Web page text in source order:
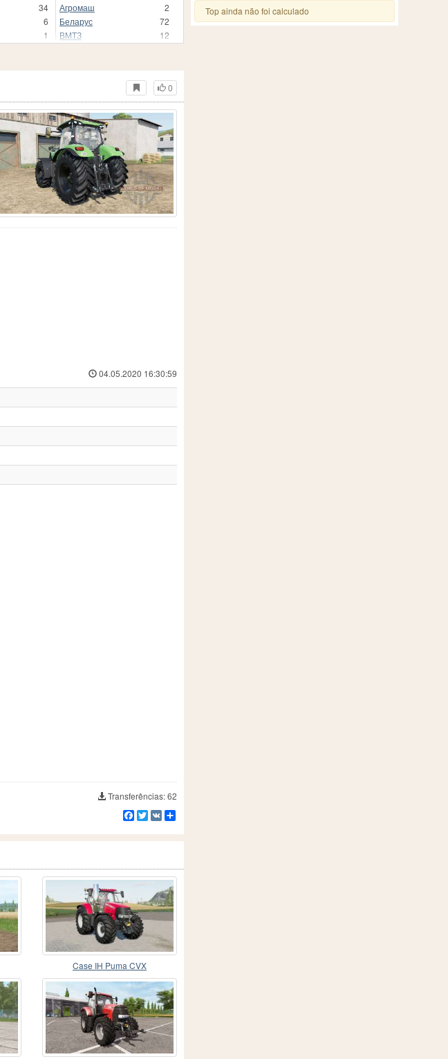
34
6
1
22
1
1
1
35
1
125
1
32
Агромаш
2
Беларус
72
ВМТЗ
12
3
КамТЗ
1
Кировец
ЛТЗ
19
МТЗ
557
Слобожанец
18
Трактор для Farming Simulator 19
24
Укравтозапчастина
1
ХЗТСШ
8
ХТЗ
202
0
04.05.2020 16:30:59
Transferências: 62
Facebook
Twitter
VK
Case IH Puma CVX
Top ainda não foi calculado